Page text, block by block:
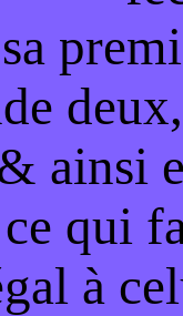
ainsi
ce qui
à